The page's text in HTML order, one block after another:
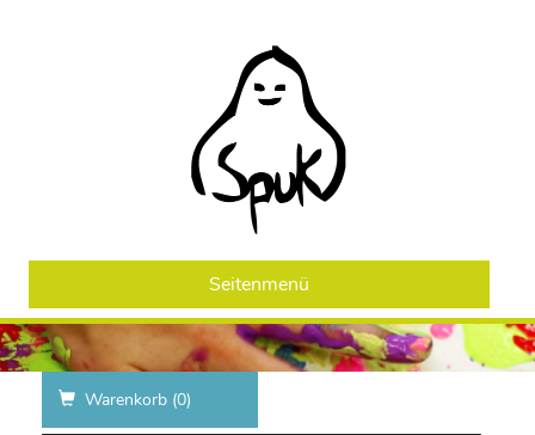
Seitenmenü
Warenkorb (0)